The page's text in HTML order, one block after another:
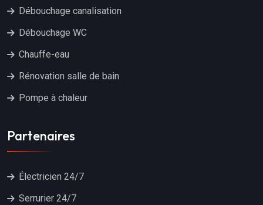
Débouchage canalisation
Débouchage WC
Chauffe-eau
Rénovation salle de bain
Pompe à chaleur
Partenaires
Électricien 24/7
Serrurier 24/7